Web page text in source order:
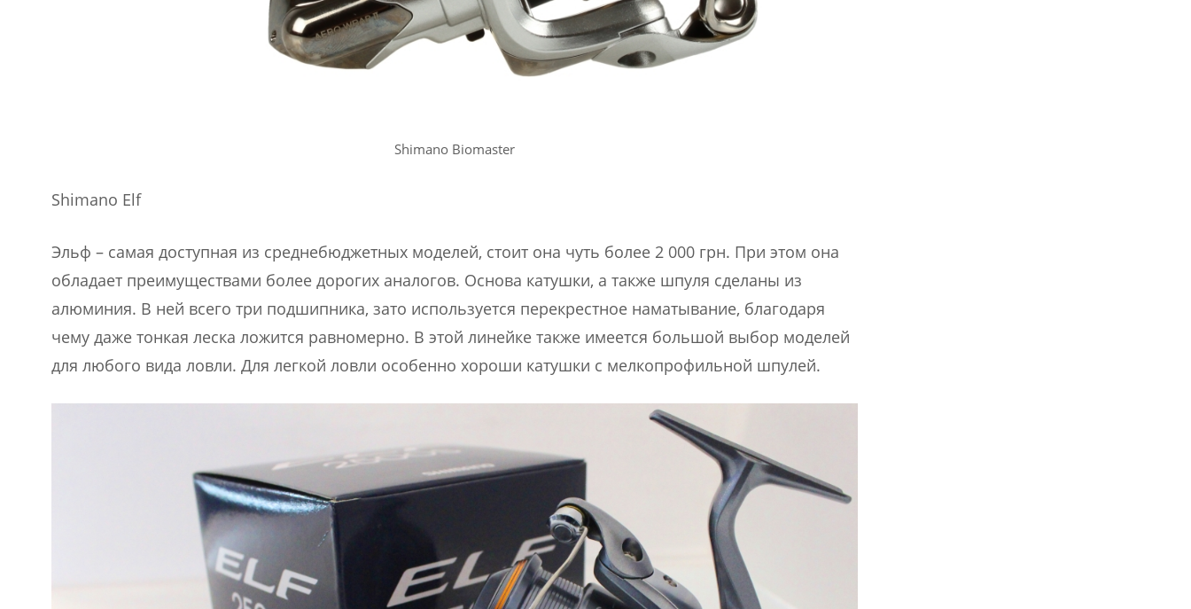
Shimano Biomaster
Shimano Elf
Эльф – самая доступная из среднебюджетных моделей, стоит она чуть более 2 000 грн. При этом она
обладает преимуществами более дорогих аналогов. Основа катушки, а также шпуля сделаны из
алюминия. В ней всего три подшипника, зато используется перекрестное наматывание, благодаря
чему даже тонкая леска ложится равномерно. В этой линейке также имеется большой выбор моделей
для любого вида ловли. Для легкой ловли особенно хороши катушки с мелкопрофильной шпулей.